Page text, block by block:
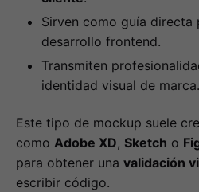
Sirven como guía directa
desarrollo frontend.
Transmiten
identidad visual de marca.
Este tipo de mockup suele
como Adobe XD, Sketch o
para obtener una validación
escribir código.